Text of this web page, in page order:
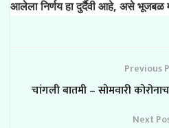
आलेला निर्णय हा दुर्दैवी आहे, असे भूजबळ
Previous
चांगली बातमी – सोमवारी
Next